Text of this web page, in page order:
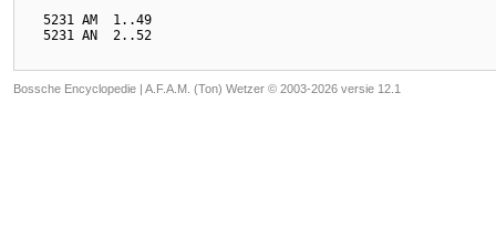
  5231 AM  1..49
Bossche Encyclopedie | A.F.A.M. (Ton) Wetzer © 2003-2026 versie 12.1